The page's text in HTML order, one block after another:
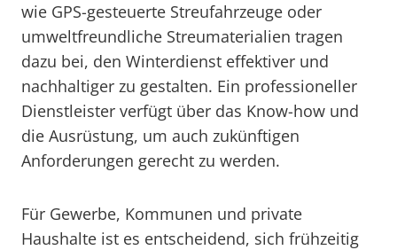
wie GPS-gesteuerte Streufahrzeuge oder
umweltfreundliche Streumaterialien tragen
dazu bei, den Winterdienst effektiver und
nachhaltiger zu gestalten. Ein professioneller
Dienstleister verfügt über das Know-how und
die Ausrüstung, um auch zukünftigen
Anforderungen gerecht zu werden.
Für Gewerbe, Kommunen und private
Haushalte ist es entscheidend, sich frühzeitig